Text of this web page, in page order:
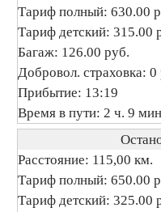
Тариф полный: 630.00
Тариф детский: 315.00
Багаж: 126.00 руб.
Добровол. страховка: 0
Прибытие: 13:19
Время в пути: 2 ч. 9
Расстояние: 115,00 км.
Тариф полный: 650.00
Тариф детский: 325.00